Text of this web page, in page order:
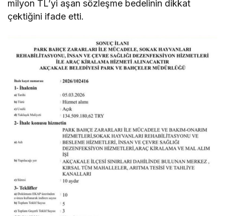
milyon TL’yi aşan sözleşme bedelinin dikkat
çektiğini ifade etti.